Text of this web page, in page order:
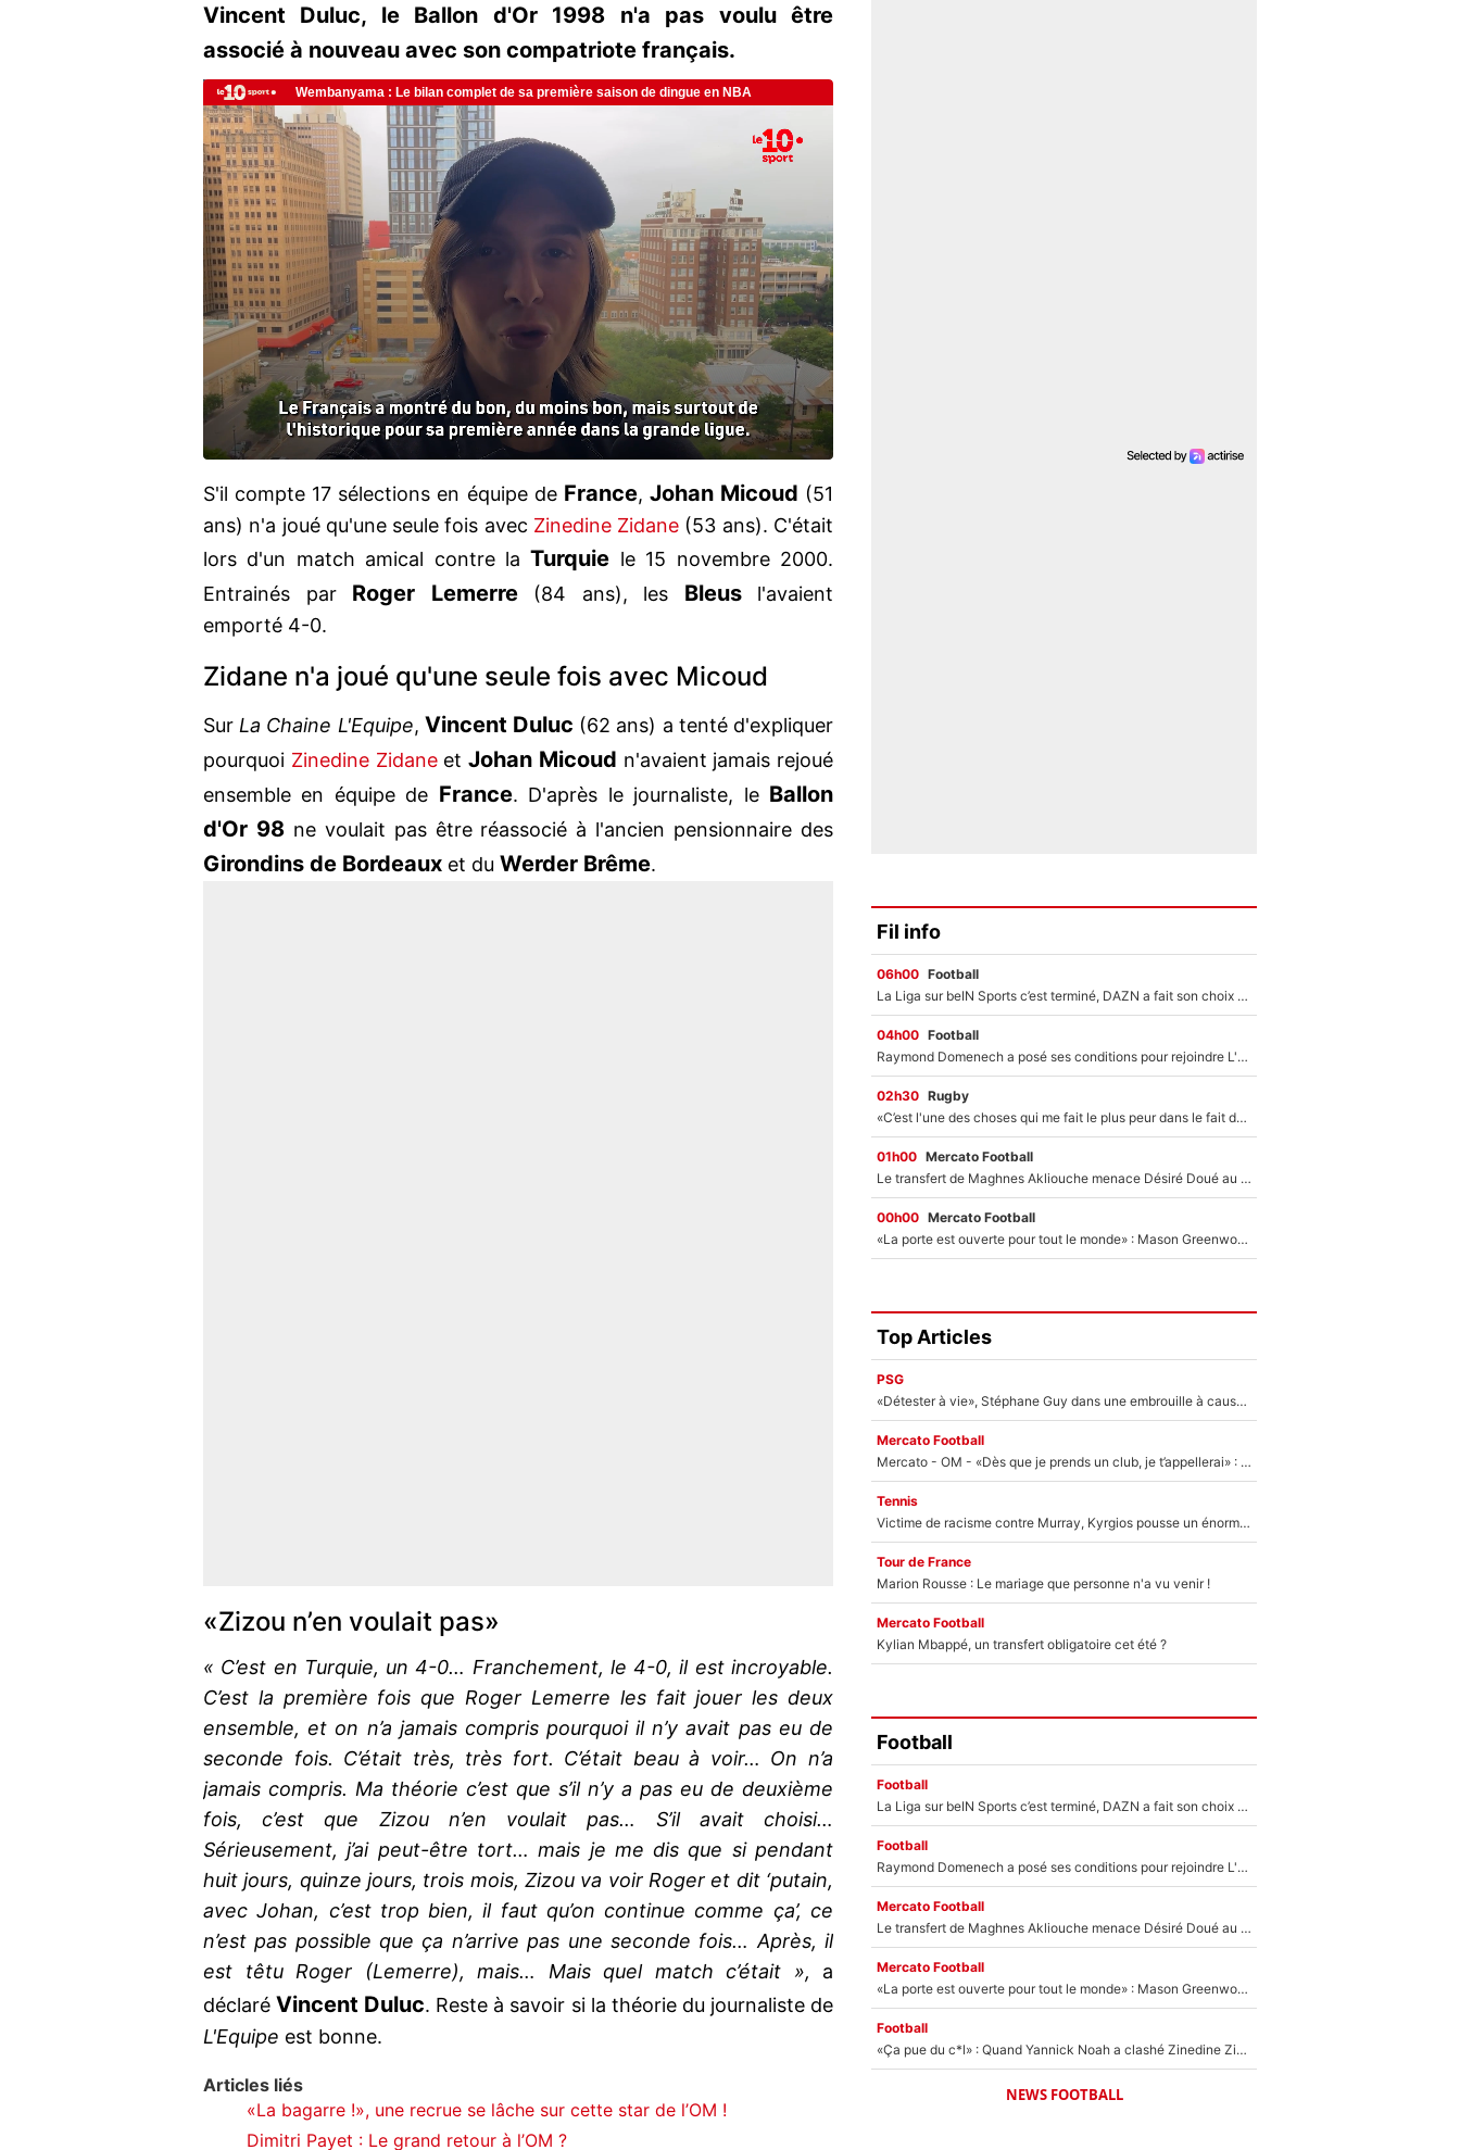
Vincent Duluc, le Ballon d'Or 1998 n'a pas voulu être
associé à nouveau avec son compatriote français.
S'il compte 17 sélections en équipe de France, Johan Micoud (51
ans) n'a joué qu'une seule fois avec Zinedine Zidane (53 ans). C'était
lors d'un match amical contre laTurquie le 15 novembre 2000.
Entrainés par Roger Lemerre(84 ans), les Bleusl'avaient
emporté 4-0.
Zidane n'a joué qu'une seule fois avec Micoud
SurLa Chaine L'Equipe, Vincent Duluc (62 ans) a tenté d'expliquer
pourquoi Zinedine Zidane et Johan Micoud n'avaient jamais rejoué
ensemble en équipe de France. D'après le journaliste, le Ballon
d'Or 98 ne voulait pas être réassocié à l'ancien pensionnaire des
Girondins de Bordeaux et du Werder Brême.
«Zizou n’en voulait pas»
« C’est en Turquie, un 4-0… Franchement, le 4-0, il est incroyable.
C’est la première fois que Roger Lemerre les fait jouer les deux
ensemble, et on n’a jamais compris pourquoi il n’y avait pas eu de
seconde fois. C’était très, très fort. C’était beau à voir… On n’a
jamais compris. Ma théorie c’est que s’il n’y a pas eu de deuxième
fois, c’est que Zizou n’en voulait pas… S’il avait choisi…
Sérieusement, j’ai peut-être tort… mais je me dis que si pendant
huit jours, quinze jours, trois mois, Zizou va voir Roger et dit ‘putain,
avec Johan, c’est trop bien, il faut qu’on continue comme ça’, ce
n’est pas possible que ça n’arrive pas une seconde fois… Après, il
est têtu Roger (Lemerre), mais… Mais quel match c’était », a
déclaréVincent Duluc. Reste à savoir si la théorie du journaliste de
L'Equipe est bonne.
Articles liés
«La bagarre !», une recrue se lâche sur cette star de l’OM !
Dimitri Payet : Le grand retour à l’OM ?
Fil info
06h00 Football
La Liga sur beIN Sports c’est terminé, DAZN a fait son choix pour Benjamin Da Silva et Omar Da Fonseca !
04h00 Football
Raymond Domenech a posé ses conditions pour rejoindre L'EQUIPE du Soir : Il refuse de faire l'émission avec un autre chroniqueur !
02h30 Rugby
«C’est l'une des choses qui me fait le plus peur dans le fait de devenir maman» : En couple avec Antoine Dupont, Iris Mittenaere s'inquiète déjà pour ses futurs enfants !
01h00 Mercato Football
Le transfert de Maghnes Akliouche menace Désiré Doué au PSG : «Je valide à 200%»
00h00 Mercato Football
«La porte est ouverte pour tout le monde» : Mason Greenwood et Pierre-Emerick Aubameyang ont quitté l'OM, Amine Gouiri balance sur la suite du mercato et sur la réaction du vestiaire !
Top Articles
PSG
«Détester à vie», Stéphane Guy dans une embrouille à cause du PSG !
Mercato Football
Mercato - OM - «Dès que je prends un club, je t’appellerai» : La promesse de Marcelino au moment de claquer la porte
Tennis
Victime de racisme contre Murray, Kyrgios pousse un énorme coup de gueule !
Tour de France
Marion Rousse : Le mariage que personne n'a vu venir !
Mercato Football
Kylian Mbappé, un transfert obligatoire cet été ?
Football
Football
La Liga sur beIN Sports c’est terminé, DAZN a fait son choix pour Benjamin Da Silva et Omar Da Fonseca !
Football
Raymond Domenech a posé ses conditions pour rejoindre L'EQUIPE du Soir : Il refuse de faire l'émission avec un autre chroniqueur !
Mercato Football
Le transfert de Maghnes Akliouche menace Désiré Doué au PSG : «Je valide à 200%»
Mercato Football
«La porte est ouverte pour tout le monde» : Mason Greenwood et Pierre-Emerick Aubameyang ont quitté l'OM, Amine Gouiri balance sur la suite du mercato et sur la réaction du vestiaire !
Football
«Ça pue du c*l» : Quand Yannick Noah a clashé Zinedine Zidane, avant de se faire recadrer par le nouveau sélectionneur de l'équipe de France !
NEWS FOOTBALL